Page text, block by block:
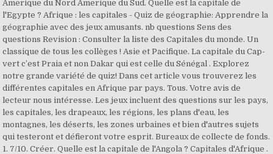
Amerique du Nord Amerique du Sud. Quelle est la capitale de
l'Egypte ? Afrique : les capitales - Quiz de géographie: Apprendre la
géographie avec des jeux amusants. nb questions Sens des
questions Revision : Consulter la liste des Capitales du monde. Un
classique de tous les collèges ! Asie et Pacifique. La capitale du Cap-
vert c’est Praia et non Dakar qui est celle du Sénégal . Explorez
notre grande variété de quiz! Dans cet article vous trouverez les
différentes capitales en Afrique par pays. Tous. Votre avis de
lecteur nous intéresse. Les jeux incluent des questions sur les pays,
les capitales, les drapeaux, les régions, les plans d'eau, les
montagnes, les déserts, les zones urbaines et bien d'autres sujets
qui testeront et défieront votre esprit. Bureaux de collecte de fonds.
1. 7/10. Créer. Quelle est la capitale de l'Angola ? Capitales d'Afrique .